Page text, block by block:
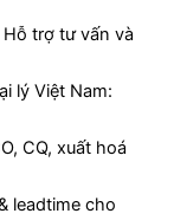
trợ tư vấn và
lý Việt Nam:
CQ, xuất hoá
leadtime cho